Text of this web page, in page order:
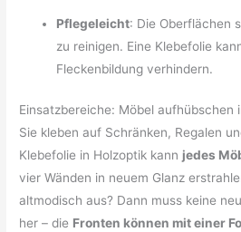
Pflegeleicht: Die Oberflächen
zu reinigen. Eine Klebefolie
Fleckenbildung verhindern.
Einsatzbereiche: Möbel aufhübschen
Sie kleben auf Schränken, Regalen
Klebefolie in Holzoptik kann jedes
vier Wänden in neuem Glanz
altmodisch aus? Dann muss keine
her – die Fronten können mit einer